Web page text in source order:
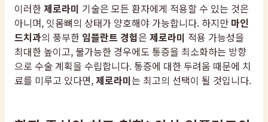
이러한제로라미 기술은 모든 환자에게 적용할 수 있는 것은
아니며, 잇몸뼈의 상태가 양호해야 가능합니다. 하지만 마인
드치과의 풍부한 임플란트 경험은 제로라미 적용 가능성을
최대한 높이고, 불가능한 경우에도 통증을 최소화하는 방향
으로 수술 계획을 수립합니다. 통증에 대한 두려움 때문에 치
료를 미루고 있다면,제로라미는 최고의 선택이 될 것입니다.